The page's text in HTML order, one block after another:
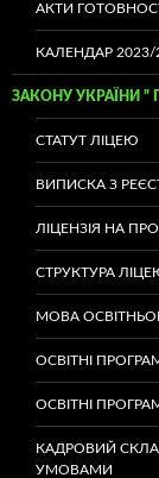
АКТИ
КАЛЕНДАР
ЗАКОНУ УКРАЇНИ ”
СТАТУТ ЛІЦЕЮ
ВИПИСКА З
ЛІЦЕНЗІЯ НА
СТРУКТУРА
МОВА
ОСВІТНІ
ОСВІТНІ
КАДРОВИЙ
УМОВАМИ